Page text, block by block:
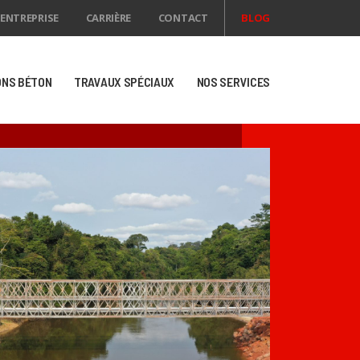
ENTREPRISE CARRIÈRE CONTACT BLOG
BÉTON TRAVAUX SPÉCIAUX NOS SERVICES